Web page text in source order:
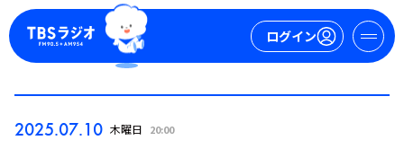
ログイン
2025.07.10 木曜日 20:00